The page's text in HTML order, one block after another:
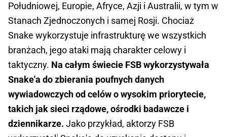
Południowej, Europie, Afryce, Azji i Australii, w tym w
Stanach Zjednoczonych i samej Rosji. Chociaż
Snake wykorzystuje infrastrukturę we wszystkich
branżach, jego ataki mają charakter celowy i
taktyczny. Na całym świecie FSB wykorzystywała
Snake'a do zbierania poufnych danych
wywiadowczych od celów o wysokim priorytecie,
takich jak sieci rządowe, ośrodki badawcze i
dziennikarze. Jako przykład, aktorzy FSB